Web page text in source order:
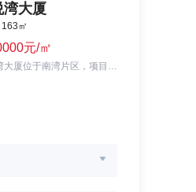
湾大厦
㎡
元/㎡
信悦湾大厦位于南湾片区，项目首推6-106㎡商铺，均价约3-5万元/㎡。